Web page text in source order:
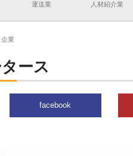
運送業 人材紹介業
企業
ース
facebook